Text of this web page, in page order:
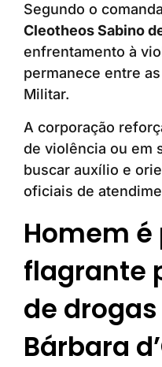
Segundo o
Cleotheos Sabino
enfrentamento à
permanece entre
Militar.
A corporação
de violência ou em
buscar auxílio e
oficiais de
Homem
flagrante
de
Bárbara